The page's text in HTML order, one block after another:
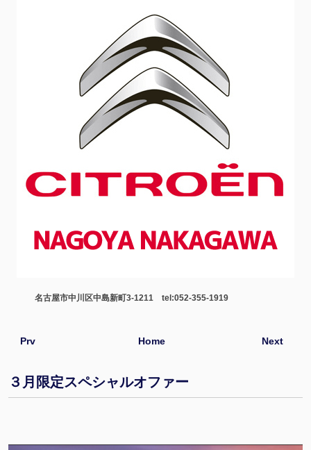
名古屋市中川区中島新町3-1211 tel:052-355-1919
Prv Next
Home
３月限定スペシャルオファー